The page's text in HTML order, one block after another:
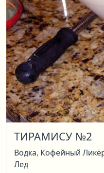
ТИРАМИСУ №2
Водка, Кофейный
Лед